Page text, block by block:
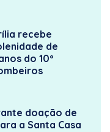
recebe
de
do 10º
doação de
a Santa Casa